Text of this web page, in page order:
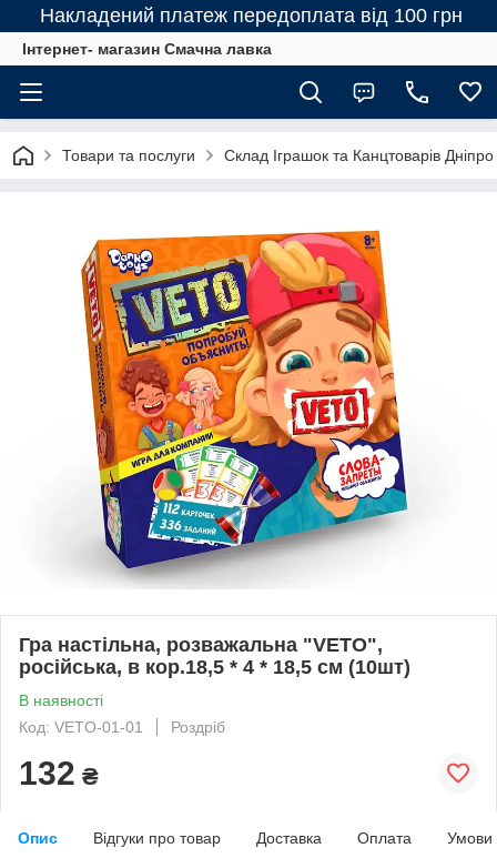
Накладений платеж передоплата від 100 грн
Інтернет- магазин Смачна лавка
Товари та послуги Склад Іграшок та Канцтоварів Дніпро
Гра настільна, розважальна "VETO",
російська, в кор.18,5 * 4 * 18,5 см (10шт)
В наявності
Код: VETO-01-01
Роздріб
132 ₴
Опис Відгуки про товар Доставка Оплата Умови